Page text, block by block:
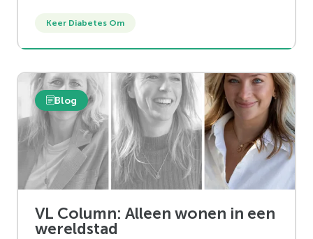
Keer Diabetes Om
Blog
VL Column: Alleen wonen in een
wereldstad